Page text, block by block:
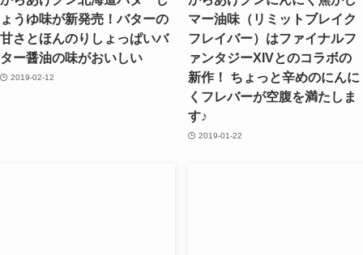
ょうゆ味が新発売！バターの
甘さとほんのりしょっぱいバ
ター醤油の味がおいしい
2019-02-12
マー油味（リミットブレイク
フレイバー）はファイナルフ
ァンタジーXIVとのコラボの
新作！ ちょっと辛めのにんに
くフレバーが空腹を満たしま
す♪
2019-01-22